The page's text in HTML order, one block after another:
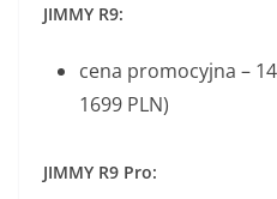
JIMMY R9:
cena promocyjna –
1699 PLN)
JIMMY R9 Pro: